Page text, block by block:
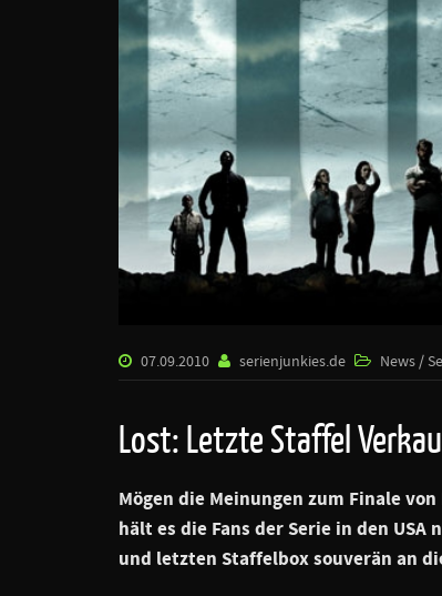
07.09.2010 serienjunkies.de News /
Lost: Letzte Staffel
Mögen die Meinungen zum Finale
hält es die Fans der Serie in den
und letzten Staffelbox souverän an